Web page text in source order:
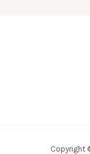
Copyright